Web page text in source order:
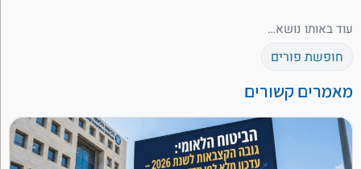
עוד באותו נושא…
חופשת פורים
מאמרים קשורים